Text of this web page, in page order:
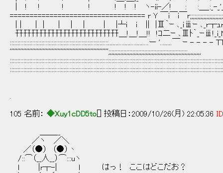
| ! ! ! ! ! ! ! ヽ-ii-／! : :＿_:_-_'_´,,,,,｀,,,ｰ
================================== r Y ￣i￣i￣
| | | | | | | | |┴ｉ ｉ || |Ⅲ｀ｰ ､_ｉⅲｰ ､_r┬ｭrn-h-
幵幵幵幵幵幵幵幵幵幵幵幵幵＿!＿!＿!! !ｺ二ｰ ､Ⅲﾄ｀_ｰⅲ!_i_Ｎ爪
::::::::::::::::::::::::::::::::::::::::::::::::::::::::::::::::::...........................ー
105 名前： ◆Xuy1cDD5to [] 投稿日：2009/10/26(月) 22:05:36
／ヽ ／＼
／（●） （●）丶
/::⌒（__人__）⌒:::uヽ
l |r┬-| l はっ！ ここはどこだお？